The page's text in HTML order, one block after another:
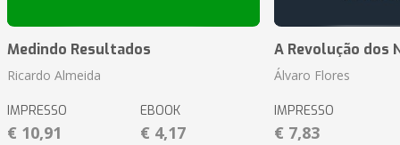
Medindo Resultados
Ricardo Almeida
IMPRESSO
€ 10,91
EBOOK
€ 4,17
A Revolução dos
Álvaro Flores
IMPRESSO
€ 7,83